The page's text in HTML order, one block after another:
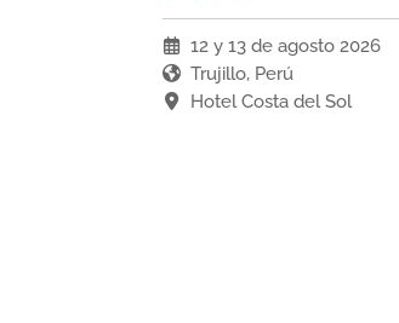
12 y 13 de agosto 2026
Trujillo, Perú
Hotel Costa del Sol